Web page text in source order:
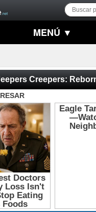
MENÚ ▼
Creepers: